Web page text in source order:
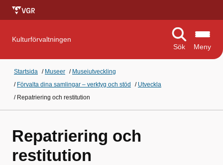
Kulturförvaltningen
Sök
Meny
Startsida / Museer / Museiutveckling
/ Förvalta dina samlingar – verktyg och stöd / Utveckla
/ Repatriering och restitution
Repatriering och
restitution